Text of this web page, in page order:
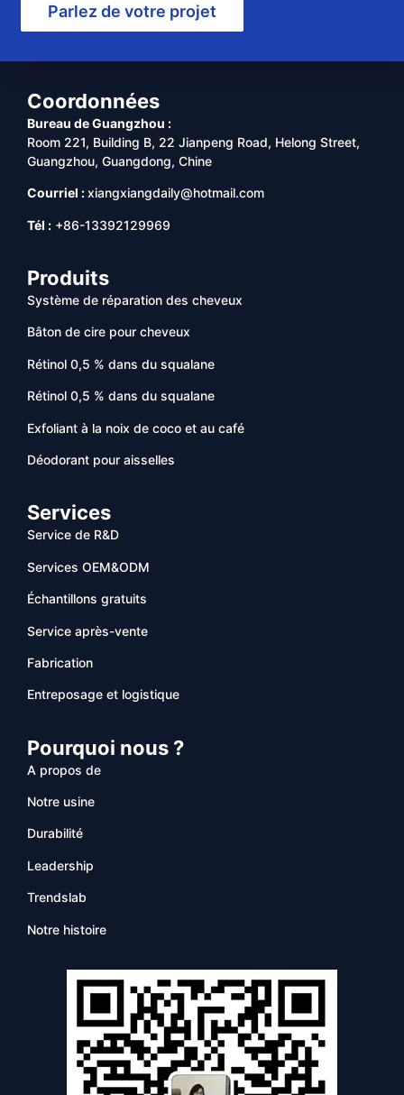
Parlez de votre projet
Coordonnées
Bureau de Guangzhou :
Room 221, Building B, 22 Jianpeng Road, Helong Street,
Guangzhou, Guangdong, Chine
Courriel :xiangxiangdaily@hotmail.com
Tél : +86-13392129969
Produits
Système de réparation des cheveux
Bâton de cire pour cheveux
Rétinol 0,5 % dans du squalane
Rétinol 0,5 % dans du squalane
Exfoliant à la noix de coco et au café
Déodorant pour aisselles
Services
Service de R&D
Services OEM&ODM
Échantillons gratuits
Service après-vente
Fabrication
Entreposage et logistique
Pourquoi nous ?
A propos de
Notre usine
Durabilité
Leadership
Trendslab
Notre histoire